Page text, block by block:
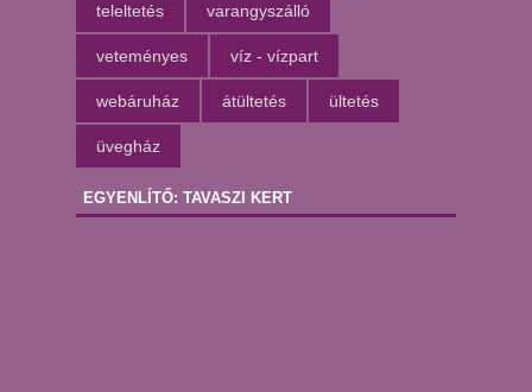
teleltetés varangyszálló
veteményes víz - vízpart
webáruház átültetés ültetés
üvegház
EGYENLÍTŐ: TAVASZI KERT